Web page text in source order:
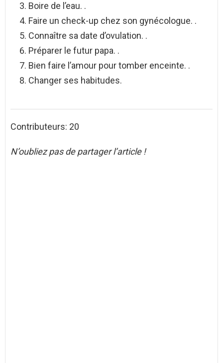
Boire de l’eau. .
Faire un check-up chez son gynécologue. .
Connaître sa date d’ovulation. .
Préparer le futur papa. .
Bien faire l’amour pour tomber enceinte. .
Changer ses habitudes.
Contributeurs: 20
N’oubliez pas de partager l’article !